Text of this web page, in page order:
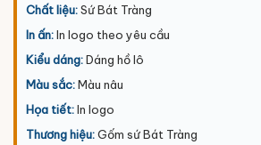
Chất liệu:Sứ Bát Tràng
In ấn:In logo theo yêu cầu
Kiểu dáng:Dáng hồ lô
Màu sắc:Màu nâu
Họa tiết:In logo
Thương hiệu:Gốm sứ Bát Tràng